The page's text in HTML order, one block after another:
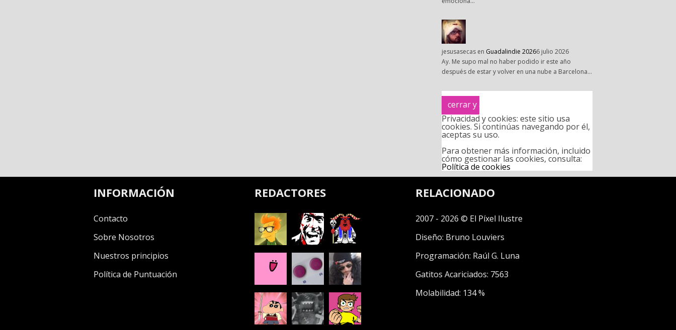
jesusasecas en Guadalindie 20266 julio 2026
Ay. Me supo mal no haber podido ir este año
después de estar y volver en una nube a Barcelona…
Privacidad y cookies: este sitio usa
cookies. Si continúas navegando por él,
aceptas su uso.
Para obtener más información, incluido
cómo gestionar las cookies, consulta:
Política de cookies
INFORMACIÓN
Contacto
Sobre Nosotros
Nuestros principios
Política de Puntuación
REDACTORES RELACIONADO
2007 - 2026 © El Píxel Ilustre
Diseño: Bruno Louviers
Programación: Raúl G. Luna
Gatitos Acariciados: 7563
Molabilidad: 134 %